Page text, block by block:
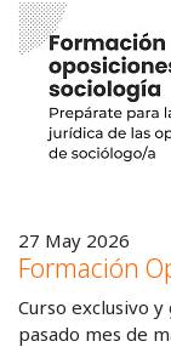
27 May 2026
Formación
Curso exclusivo
pasado mes de